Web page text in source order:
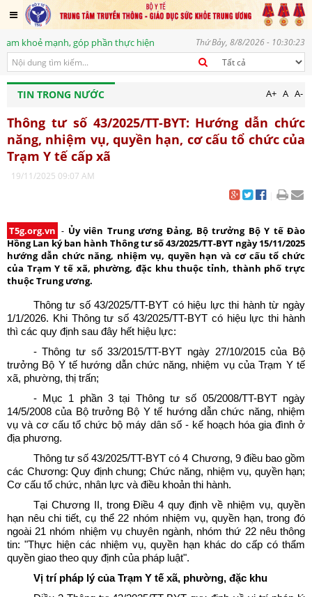
mạnh, góp phần thực hiện mục tiêu phát triển bền vững, vì một tương lai
Thứ Bảy, 8/8/2026 - 10:30:23
TIN TRONG NƯỚC A+ A A-
Thông tư số 43/2025/TT-BYT: Hướng dẫn chức
năng, nhiệm vụ, quyền hạn, cơ cấu tổ chức của
Trạm Y tế cấp xã
19/11/2025 09:07 AM
T5g.org.vn - Ủy viên Trung ương Đảng, Bộ trưởng Bộ Y tế Đào
Hồng Lan ký ban hành Thông tư số 43/2025/TT-BYT ngày 15/11/2025
hướng dẫn chức năng, nhiệm vụ, quyền hạn và cơ cấu tổ chức
của Trạm Y tế xã, phường, đặc khu thuộc tỉnh, thành phố trực
thuộc Trung ương.
Thông tư số 43/2025/TT-BYT có hiệu lực thi hành từ ngày
1/1/2026. Khi Thông tư số 43/2025/TT-BYT có hiệu lực thi hành
thì các quy định sau đây hết hiệu lực:
- Thông tư số 33/2015/TT-BYT ngày 27/10/2015 của Bộ
trưởng Bộ Y tế hướng dẫn chức năng, nhiệm vụ của Trạm Y tế
xã, phường, thị trấn;
- Mục 1 phần 3 tại Thông tư số 05/2008/TT-BYT ngày
14/5/2008 của Bộ trưởng Bộ Y tế hướng dẫn chức năng, nhiệm
vụ và cơ cấu tổ chức bộ máy dân số - kế hoạch hóa gia đình ở
địa phương.
Thông tư số 43/2025/TT-BYT có 4 Chương, 9 điều bao gồm
các Chương: Quy định chung; Chức năng, nhiệm vụ, quyền hạn;
Cơ cấu tổ chức, nhân lực và điều khoản thi hành.
Tại Chương II, trong Điều 4 quy định về nhiệm vụ, quyền
hạn nêu chi tiết, cụ thể 22 nhóm nhiệm vụ, quyền hạn, trong đó
ngoài 21 nhóm nhiệm vụ chuyên ngành, nhóm thứ 22 nêu thông
tin: "Thực hiện các nhiệm vụ, quyền hạn khác do cấp có thẩm
quyền giao theo quy định của pháp luật".
Vị trí pháp lý của Trạm Y tế xã, phường, đặc khu